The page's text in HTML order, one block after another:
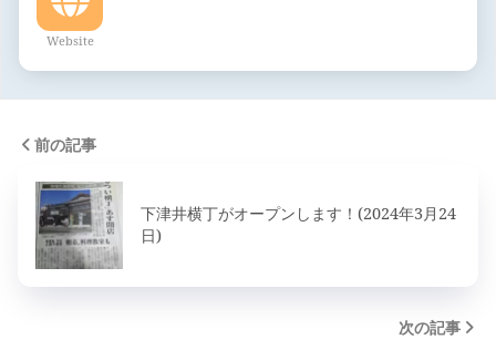
Website
前の記事
下津井横丁がオープンします！(2024年3月24
日)
次の記事